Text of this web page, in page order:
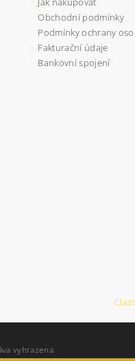
Obchodní podmínky
Podmínky ochrany
Fakturační údaje
Bankovní spojení
vyhrazena